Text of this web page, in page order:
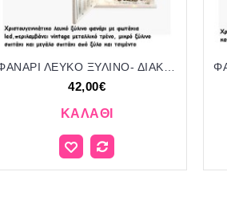
42,00€
ΚΑΛΆΘΙ